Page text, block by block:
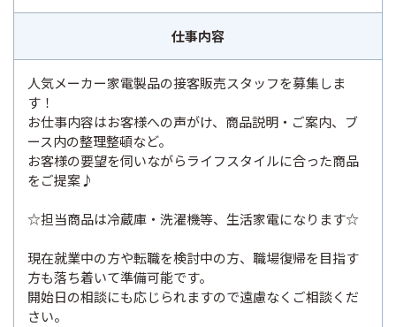
仕事内容
人気メーカー家電製品の接客販売スタッフを募集しま
す！
お仕事内容はお客様への声がけ、商品説明・ご案内、ブ
ース内の整理整頓など。
お客様の要望を伺いながらライフスタイルに合った商品
をご提案♪
☆担当商品は冷蔵庫・洗濯機等、生活家電になります☆
現在就業中の方や転職を検討中の方、職場復帰を目指す
方も落ち着いて準備可能です。
開始日の相談にも応じられますので遠慮なくご相談くだ
さい。